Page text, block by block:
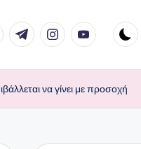
t.me instagram.com
youtube.com
να γίνει με προσοχή